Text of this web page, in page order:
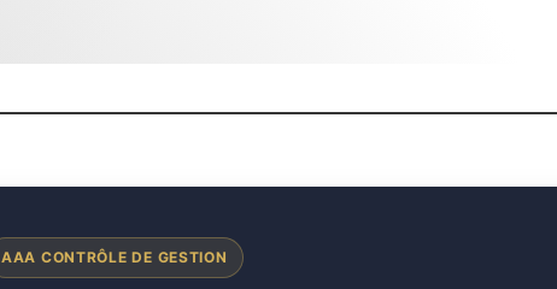
AAA CONTRÔLE DE GESTION